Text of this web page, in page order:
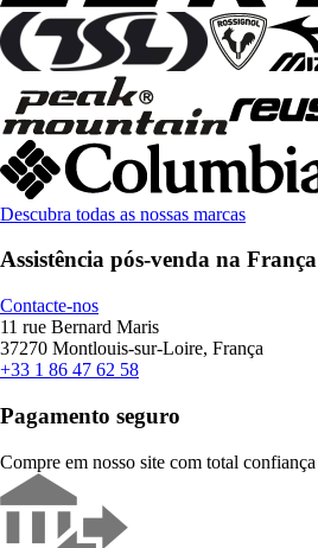
Descubra todas as nossas marcas
Assistência pós-venda na França
Contacte-nos
11 rue Bernard Maris
37270 Montlouis-sur-Loire, França
+33 1 86 47 62 58
Pagamento seguro
Compre em nosso site com total confiança